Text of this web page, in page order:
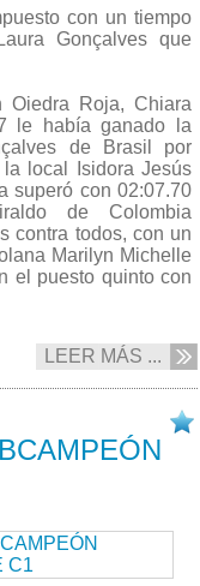
con un tiempo
Gonçalves que
Roja, Chiara
le había ganado la
de Brasil por
local Isidora Jesús
superó con 02:07.70
de Colombia
contra todos, con un
Marilyn Michelle
el puesto quinto con
LEER MÁS ...